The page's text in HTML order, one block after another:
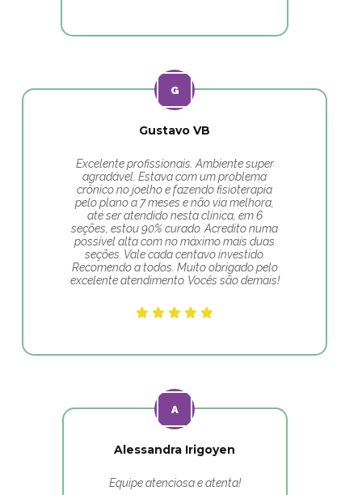
Gustavo VB
Excelente profissionais. Ambiente super
agradável. Estava com um problema
crônico no joelho e fazendo fisioterapia
pelo plano a 7 meses e não via melhora,
até ser atendido nesta clínica, em 6
seções, estou 90% curado. Acredito numa
possível alta com no máximo mais duas
seções. Vale cada centavo investido.
Recomendo a todos. Muito obrigado pelo
excelente atendimento. Vocês são demais!
Alessandra Irigoyen
Equipe atenciosa e atenta!